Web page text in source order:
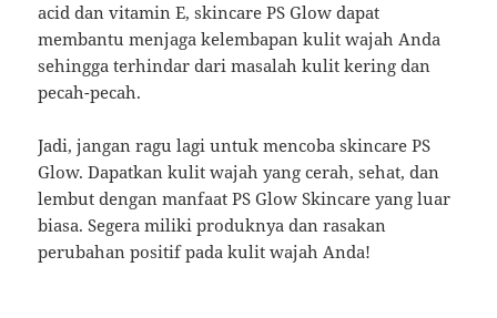
acid dan vitamin E, skincare PS Glow dapat
membantu menjaga kelembapan kulit wajah Anda
sehingga terhindar dari masalah kulit kering dan
pecah-pecah.
Jadi, jangan ragu lagi untuk mencoba skincare PS
Glow. Dapatkan kulit wajah yang cerah, sehat, dan
lembut dengan manfaat PS Glow Skincare yang luar
biasa. Segera miliki produknya dan rasakan
perubahan positif pada kulit wajah Anda!